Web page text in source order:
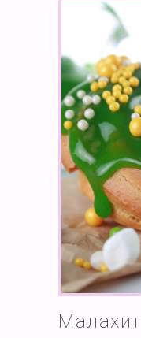
Малахит